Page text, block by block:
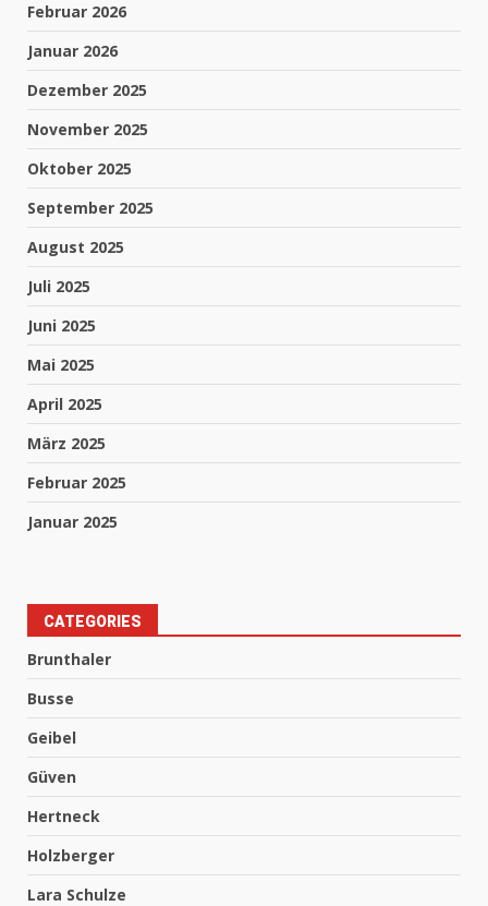
Februar 2026
Januar 2026
Dezember 2025
November 2025
Oktober 2025
September 2025
August 2025
Juli 2025
Juni 2025
Mai 2025
April 2025
März 2025
Februar 2025
Januar 2025
CATEGORIES
Brunthaler
Busse
Geibel
Güven
Hertneck
Holzberger
Lara Schulze